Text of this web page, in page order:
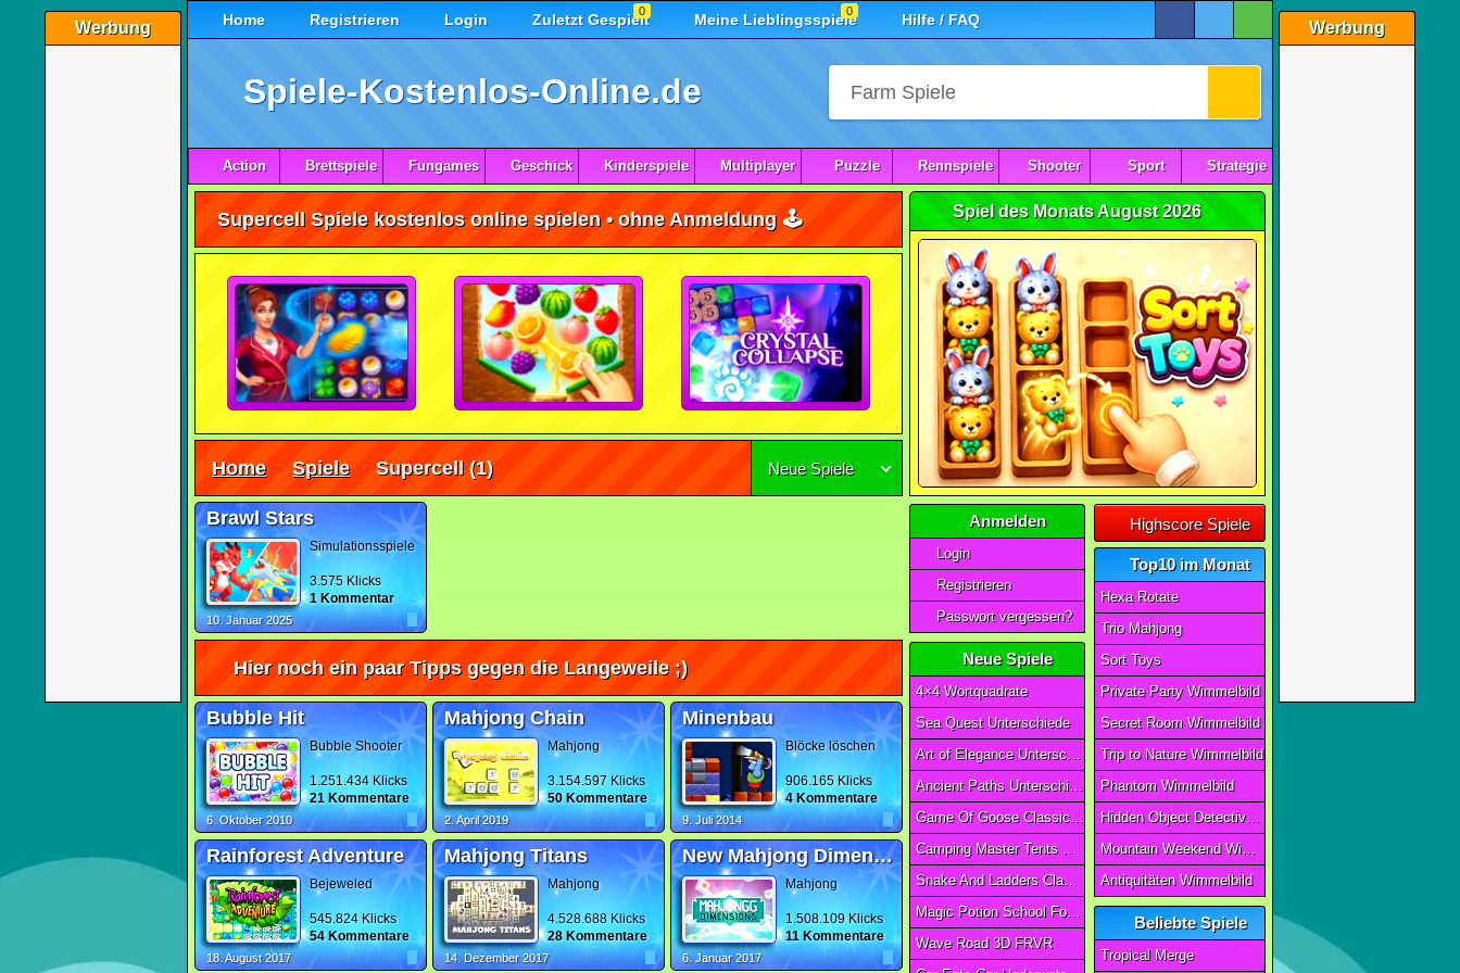
Werbung Werbung
Home Registrieren Login Zuletzt Gespielt
0 Meine Lieblingsspiele
0 Hilfe / FAQ
Spiele-Kostenlos-Online.de
Action Brettspiele Fungames Geschick Kinderspiele Multiplayer Puzzle Rennspiele Shooter Sport Strategie
Supercell Spiele kostenlos online spielen • ohne Anmeldung 🕹️
Home Spiele Supercell (1) Neue Spiele
Brawl Stars
Simulationsspiele
3.575 Klicks
1 Kommentar
10. Januar 2025
Hier noch ein paar Tipps gegen die Langeweile ;)
Bubble Hit
Bubble Shooter
1.251.434 Klicks
21 Kommentare
6. Oktober 2010
Mahjong Chain
Mahjong
3.154.597 Klicks
50 Kommentare
2. April 2019
Minenbau
Blöcke löschen
906.165 Klicks
4 Kommentare
9. Juli 2014
Rainforest Adventure
Bejeweled
545.824 Klicks
54 Kommentare
18. August 2017
Mahjong Titans
Mahjong
4.528.688 Klicks
28 Kommentare
14. Dezember 2017
New Mahjong Dimensions
Mahjong
1.508.109 Klicks
11 Kommentare
6. Januar 2017
Spiel des Monats August 2026
Anmelden
Login
Registrieren
Passwort vergessen?
Neue Spiele
4×4 Wortquadrate
Sea Quest Unterschiede
Art of Elegance Unterschiede
Ancient Paths Unterschiede
Game Of Goose Classic Edition
Camping Master Tents & Trees
Snake And Ladders Classic
Magic Potion School For Witch
Wave Road 3D FRVR
Highscore Spiele
Top10 im Monat
Hexa Rotate
Trio Mahjong
Sort Toys
Private Party Wimmelbild
Secret Room Wimmelbild
Trip to Nature Wimmelbild
Phantom Wimmelbild
Hidden Object Detective Story
Mountain Weekend Wimmelbild
Antiquitäten Wimmelbild
Beliebte Spiele
Tropical Merge